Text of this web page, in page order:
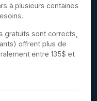
à plusieurs centaines
gratuits sont corrects,
offrent plus de
entre 135$ et